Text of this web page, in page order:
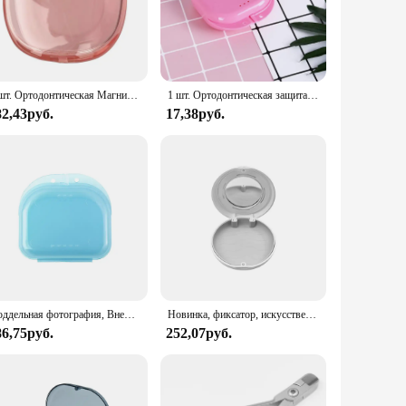
container; it's a hygienic solution that keeps your
while the odor-resistant material keeps your case
need to transport their retainers frequently.
and vendor options make it an excellent choice
make it a valuable addition to any orthodontic
1 шт. Ортодонтическая Магнитная зубная невидимая скоба, коробка для защиты рта, устройство для выравнивания, органайзер для гигиены полости рта 1 шт. Ортодонтическая защита для рта, искусственная Защита зубов, розетка с отверстиями для вентиляции, коробка для зубных протезов, держатель фиксатора с защелкой
17,38руб.
Поддельная фотография, Внешняя защита для полости рта, пластиковая коробка, органайзер для средств гигиены полости рта Новинка, фиксатор, искусственная кожа, зеркальные Ортодонтические невидимые скобы, Защита рта, выравниватель, фотоконтейнер, уход за полостью рта
252,07руб.